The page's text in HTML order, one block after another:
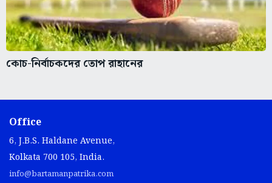
কোচ-নির্বাচকদের তোপ রাহানের
Office
6, J.B.S. Haldane Avenue,
Kolkata 700 105, India.
info@bartamanpatrika.com